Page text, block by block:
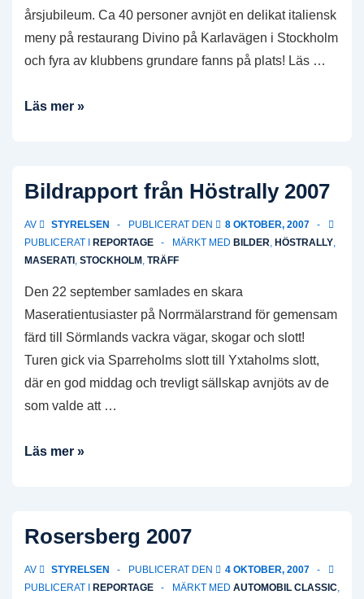
årsjubileum. Ca 40 personer avnjöt en delikat italiensk
meny på restaurang Divino på Karlavägen i Stockholm
och fyra av klubbens grundare fanns på plats! Läs …
Rapport
Divino
Läs mer »
Bildrapport från Höstrally 2007
AV STYRELSEN PUBLICERAT DEN
8 OKTOBER, 2007
PUBLICERAT I
REPORTAGE MÄRKT MED BILDER, HÖSTRALLY,
MASERATI , STOCKHOLM , TRÄFF
Den 22 september samlades en skara
Maseratientusiaster på Norrmälarstrand för gemensam
färd till Sörmlands vackra vägar, skogar och slott!
Turen gick via Sparreholms slott till Yxtaholms slott,
där en god middag och trevligt sällskap avnjöts av de
som valde att …
Bildrapport
Läs mer »
Rosersberg 2007
AV STYRELSEN PUBLICERAT DEN
4 OKTOBER, 2007
PUBLICERAT I
REPORTAGE MÄRKT MED AUTOMOBIL CLASSIC,